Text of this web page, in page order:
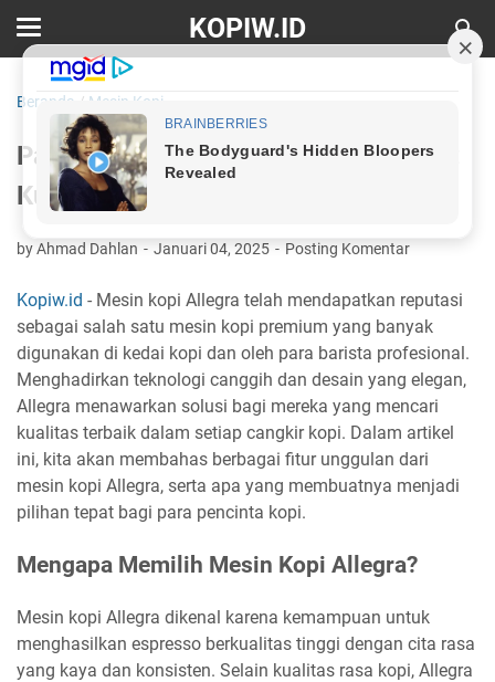
KOPIW.ID
Beranda / Mesin Kopi
Panduan Memilih Mesin Kopi Allegra:
Kualitas, Inovasi, dan Keandalan
by Ahmad Dahlan Januari 04, 2025 Posting Komentar
Kopiw.id - Mesin kopi Allegra telah mendapatkan reputasi
sebagai salah satu mesin kopi premium yang banyak
digunakan di kedai kopi dan oleh para barista profesional.
Menghadirkan teknologi canggih dan desain yang elegan,
Allegra menawarkan solusi bagi mereka yang mencari
kualitas terbaik dalam setiap cangkir kopi. Dalam artikel
ini, kita akan membahas berbagai fitur unggulan dari
mesin kopi Allegra, serta apa yang membuatnya menjadi
pilihan tepat bagi para pencinta kopi.
Mengapa Memilih Mesin Kopi Allegra?
Mesin kopi Allegra dikenal karena kemampuan untuk
menghasilkan espresso berkualitas tinggi dengan cita rasa
yang kaya dan konsisten. Selain kualitas rasa kopi, Allegra